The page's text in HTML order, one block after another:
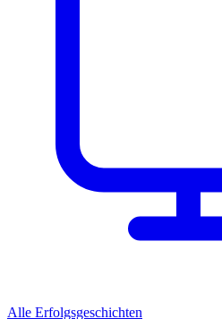
Alle Erfolgsgeschichten